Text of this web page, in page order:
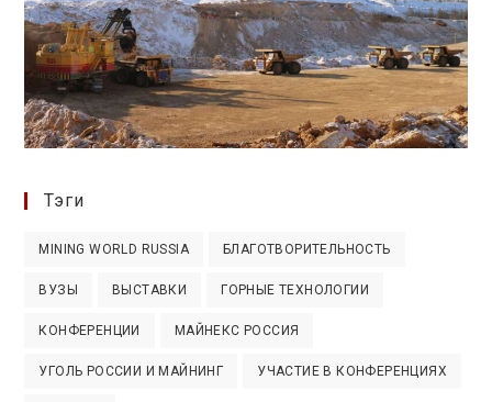
Тэги
MINING WORLD RUSSIA БЛАГОТВОРИТЕЛЬНОСТЬ
ВУЗЫ ВЫСТАВКИ ГОРНЫЕ ТЕХНОЛОГИИ
КОНФЕРЕНЦИИ МАЙНЕКС РОССИЯ
УГОЛЬ РОССИИ И МАЙНИНГ УЧАСТИЕ В КОНФЕРЕНЦИЯХ